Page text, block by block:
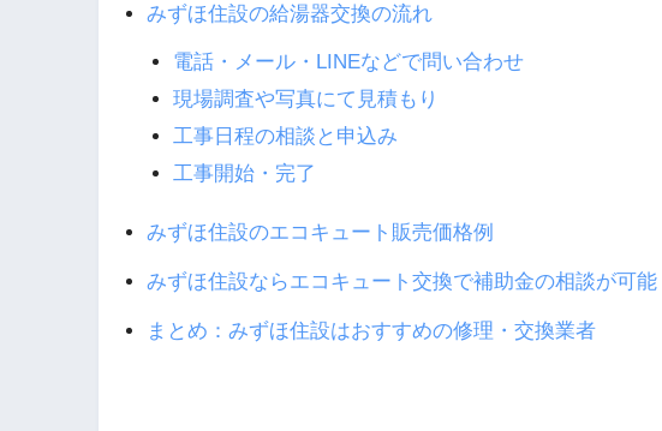
みずほ住設の給湯器交換の流れ
電話・メール・LINEなどで問い合わせ
現場調査や写真にて見積もり
工事日程の相談と申込み
工事開始・完了
みずほ住設のエコキュート販売価格例
みずほ住設ならエコキュート交換で補助金の相談が可能
まとめ：みずほ住設はおすすめの修理・交換業者